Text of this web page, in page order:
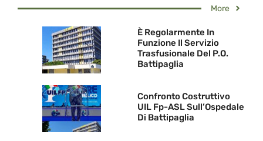
More
È Regolarmente In
Funzione Il Servizio
Trasfusionale Del P.O.
Battipaglia
Confronto Costruttivo
UIL Fp-ASL Sull’Ospedale
Di Battipaglia